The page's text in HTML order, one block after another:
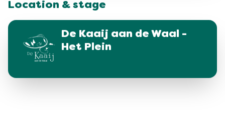
Location & stage
De Kaaij aan de Waal -
Het Plein